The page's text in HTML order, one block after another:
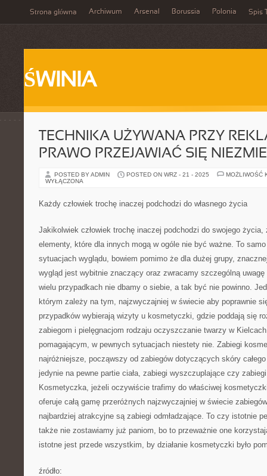
Strona główna Archiwum Arsenal Borussia Polonia Spis
ŚWINIA
TECHNIKA UŻYWANA PRZY
PRAWO PRZEJAWIAĆ SIĘ
POSTED BY ADMIN POSTED ON WRZ - 21 - 2025
MOŻLIWOŚĆ
WYŁĄCZONA
Każdy człowiek trochę inaczej podchodzi do własnego życia
Jakikolwiek człowiek trochę inaczej podchodzi do swojego życia,
elementy, które dla innych mogą w ogóle nie być ważne. To
sytuacjach wyglądu, bowiem pomimo że dla dużej grupy,
wygląd jest wybitnie znaczący oraz zwracamy szczególną
wielu przypadkach nie dbamy o siebie, a tak być nie powinno.
którym zależy na tym, najzwyczajniej w świecie aby poprawnie
przypadków wybierają wizyty u kosmetyczki, gdzie poddają się
zabiegom i pielęgnacjom rodzaju oczyszczanie twarzy w
pomagającym, w pewnych sytuacjach niestety nie. Zabiegi
najróżniejsze, począwszy od zabiegów dotyczących skóry
jedynie na pewne partie ciała, zabiegi wyszczuplające czy
Kosmetyczka, jeżeli oczywiście trafimy do właściwej
oferuje całą gamę przeróżnych najzwyczajniej w świecie
najbardziej atrakcyjne są zabiegi odmładzające. To czy istotnie
także nie zostawiamy już paniom, bo to przeważnie one
istotne jest przede wszystkim, by działanie kosmetyczki było
źródło: